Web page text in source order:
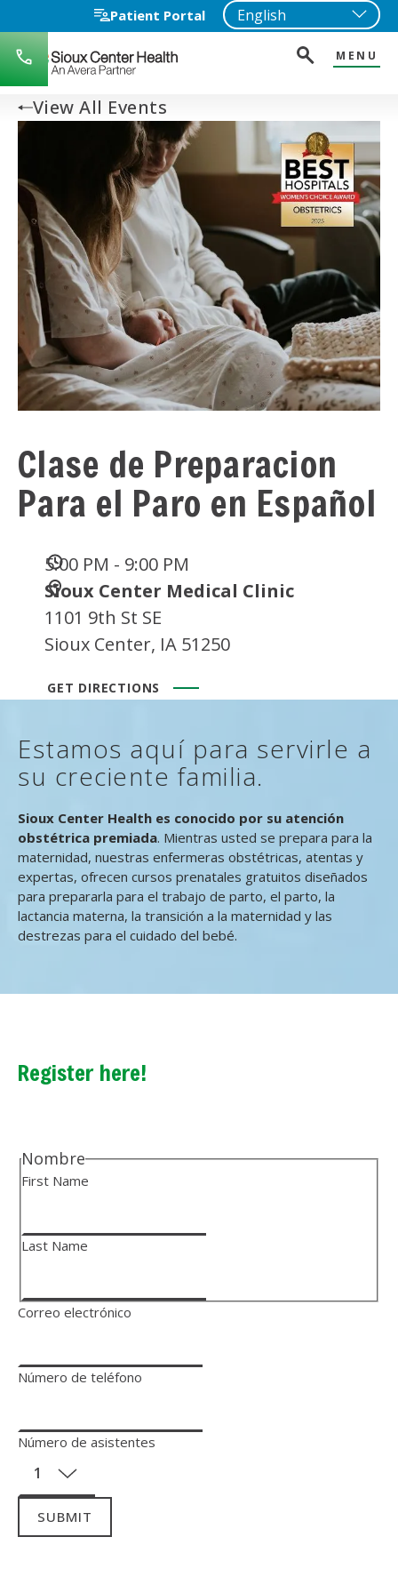
Patient Portal
712-
722-
1271
MENU
View All Events
Clase de Preparacion
Para el Paro en Español
Date
Time
5:00 PM - 9:00 PM
Location
Sioux Center Medical Clinic
1101 9th St SE
Sioux Center, IA 51250
GET DIRECTIONS
Estamos aquí para servirle a
su creciente familia.
Sioux Center Health es conocido por su atención
obstétrica premiada. Mientras usted se prepara para la
maternidad, nuestras enfermeras obstétricas, atentas y
expertas, ofrecen cursos prenatales gratuitos diseñados
para prepararla para el trabajo de parto, el parto, la
lactancia materna, la transición a la maternidad y las
destrezas para el cuidado del bebé.
Register here!
Nombre
First Name
Last Name
Correo electrónico
Número de teléfono
Número de asistentes
SUBMIT